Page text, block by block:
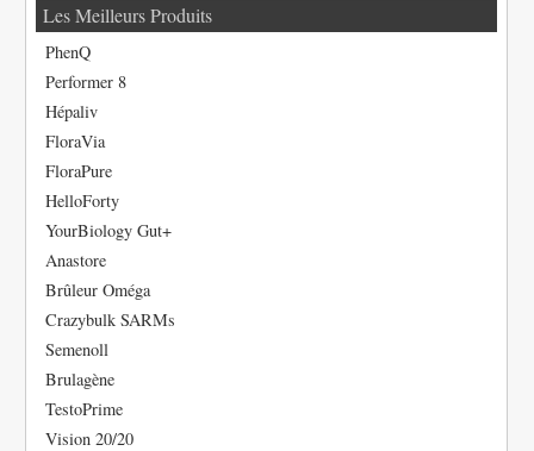
Les Meilleurs Produits
PhenQ
Performer 8
Hépaliv
FloraVia
FloraPure
HelloForty
YourBiology Gut+
Anastore
Brûleur Oméga
Crazybulk SARMs
Semenoll
Brulagène
TestoPrime
Vision 20/20